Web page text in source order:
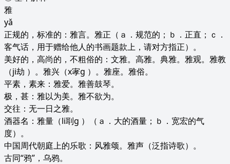
雅
yǎ
正规的，标准的：雅言。雅正（ａ．规范的；ｂ．正直；ｃ．
客气话，用于赠给他人的书画题款上，请对方指正）。
美好的，高尚的，不粗俗的：文雅。高雅。典雅。雅观。雅教
（ji劫 ）。雅兴（x宯g ）。雅座。雅俗。
平素，素来：雅爱。雅善鼓琴。
极，甚：雅以为美。雅不欲为。
交往：无一日之雅。
酒器名：雅量（li刵g ）（ａ．大的酒量；ｂ．宽宏的气
度）。
中国周代朝庭上的乐歌：风雅颂。雅声（泛指诗歌）。
古同“鸦”，乌鸦。